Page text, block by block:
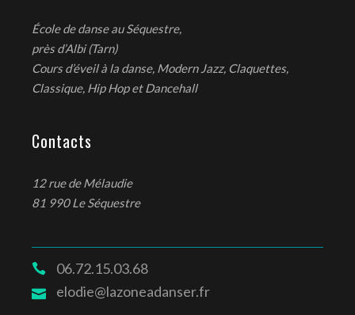
École de danse au Séquestre,
près d’Albi (Tarn)
Cours d’éveil à la danse, Modern Jazz, Claquettes,
Classique, Hip Hop et Dancehall
Contacts
12 rue de Mélaudie
81 990 Le Séquestre
06.72.15.03.68
elodie@lazoneadanser.fr